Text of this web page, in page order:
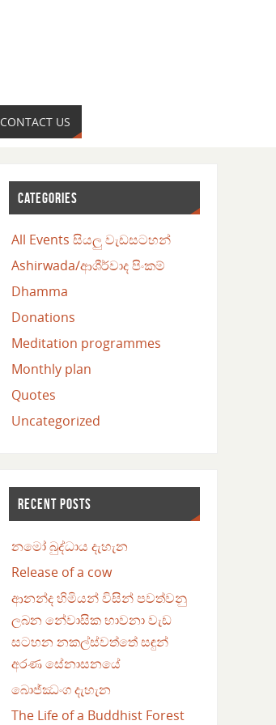
CONTACT US
CATEGORIES
All Events සියලු වැඩසටහන්
Ashirwada/ආශීර්වාද පිංකම්
Dhamma
Donations
Meditation programmes
Monthly plan
Quotes
Uncategorized
RECENT POSTS
නමෝ බුද්ධාය දැහැන
Release of a cow
ආනන්ද හිමියන් විසින් පවත්වනු
ලබන නේවාසික භාවනා වැඩ
සටහන නකල්ස්වත්තේ සඳුන්
අරණ සේනාසනයේ
බොජ්ඣංග දැහැන
The Life of a Buddhist Forest